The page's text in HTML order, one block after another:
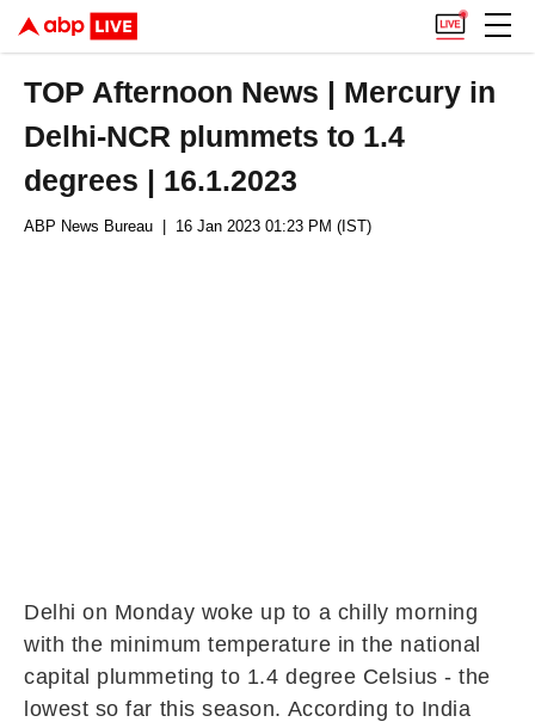
TOP Afternoon News | Mercury in
Delhi-NCR plummets to 1.4
degrees | 16.1.2023
ABP News Bureau | 16 Jan 2023 01:23 PM (IST)
Delhi on Monday woke up to a chilly morning
with the minimum temperature in the national
capital plummeting to 1.4 degree Celsius - the
lowest so far this season. According to India